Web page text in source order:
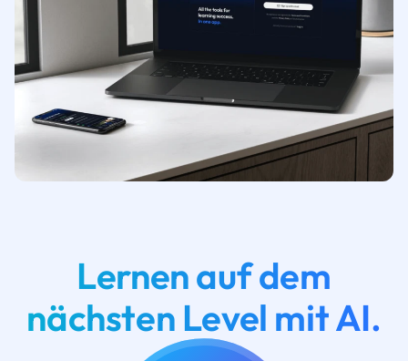
Lernen auf dem
nächsten Level mit AI.